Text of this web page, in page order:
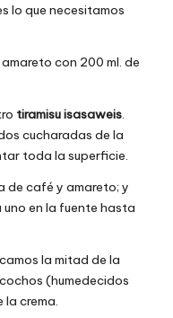
lo que necesitamos
con 200 ml. de
tiramisu isasaweis
cucharadas de la
toda la superficie.
de café y amareto; y
en la fuente hasta
la mitad de la
(humedecidos
crema.